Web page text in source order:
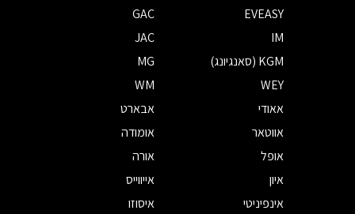
EVEASY
GAC
IM
JAC
KGM (סאנגיונג)
MG
WEY
WM
אאודי
אבארט
אווטאר
אומודה
אופל
אורה
איון
אייווייס
אינפיניטי
איסוזו